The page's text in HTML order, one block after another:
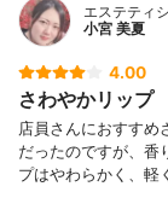
エステティ
小宮 美夏
4.00
さわやかリップ
店員さんにおすすめ
だったのですが、香
プはやわらかく、軽